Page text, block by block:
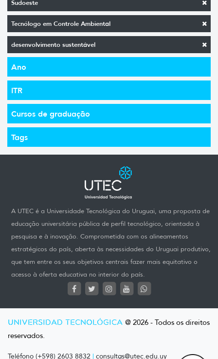
Sudoeste
Tecnólogo em Controle Ambiental
desenvolvimento sustentável
Ano
ITR
Cursos de graduação
Tags
A UTEC é a Universidade Tecnológica do Uruguai, uma proposta de
educação universitária pública de perfil tecnológico, orientada à
pesquisa e à inovação. Comprometida com os alineamentos
estratégicos do país, aberta às necessidades do Uruguai produtivo,
que tem entre os seus objetivos centrais fazer mais equitativo o
acesso à oferta educativa no interior do país.
UNIVERSIDAD TECNOLÓGICA @ 2026 - Todos os direitos
reservados.
Teléfono (+598) 2603 8832 | consultas@utec.edu.uy